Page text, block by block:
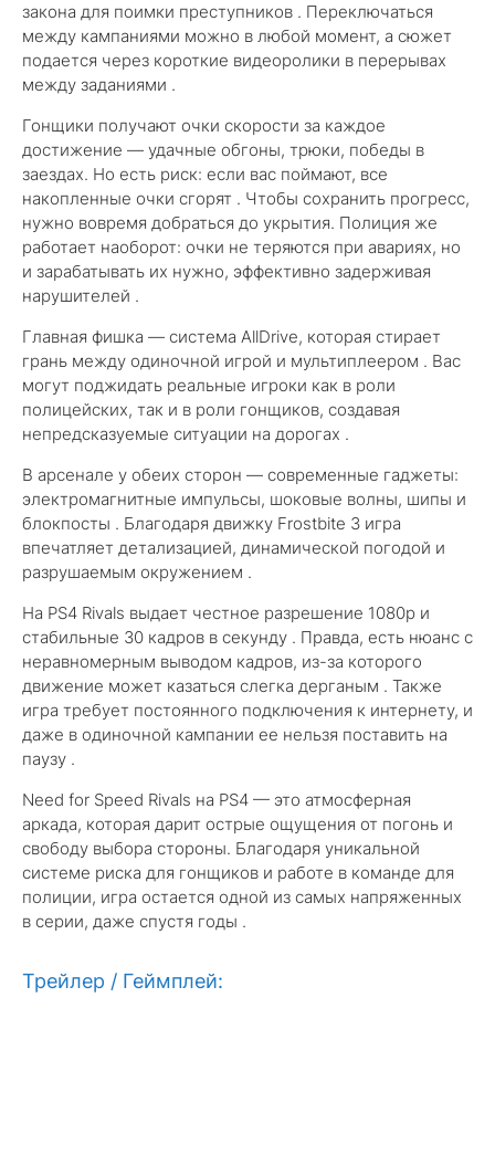
закона для поимки преступников . Переключаться
между кампаниями можно в любой момент, а сюжет
подается через короткие видеоролики в перерывах
между заданиями .
Гонщики получают очки скорости за каждое
достижение — удачные обгоны, трюки, победы в
заездах. Но есть риск: если вас поймают, все
накопленные очки сгорят . Чтобы сохранить прогресс,
нужно вовремя добраться до укрытия. Полиция же
работает наоборот: очки не теряются при авариях, но
и зарабатывать их нужно, эффективно задерживая
нарушителей .
Главная фишка — система AllDrive, которая стирает
грань между одиночной игрой и мультиплеером . Вас
могут поджидать реальные игроки как в роли
полицейских, так и в роли гонщиков, создавая
непредсказуемые ситуации на дорогах .
В арсенале у обеих сторон — современные гаджеты:
электромагнитные импульсы, шоковые волны, шипы и
блокпосты . Благодаря движку Frostbite 3 игра
впечатляет детализацией, динамической погодой и
разрушаемым окружением .
На PS4 Rivals выдает честное разрешение 1080p и
стабильные 30 кадров в секунду . Правда, есть нюанс с
неравномерным выводом кадров, из-за которого
движение может казаться слегка дерганым . Также
игра требует постоянного подключения к интернету, и
даже в одиночной кампании ее нельзя поставить на
паузу .
Need for Speed Rivals на PS4 — это атмосферная
аркада, которая дарит острые ощущения от погонь и
свободу выбора стороны. Благодаря уникальной
системе риска для гонщиков и работе в команде для
полиции, игра остается одной из самых напряженных
в серии, даже спустя годы .
Трейлер / Геймплей: